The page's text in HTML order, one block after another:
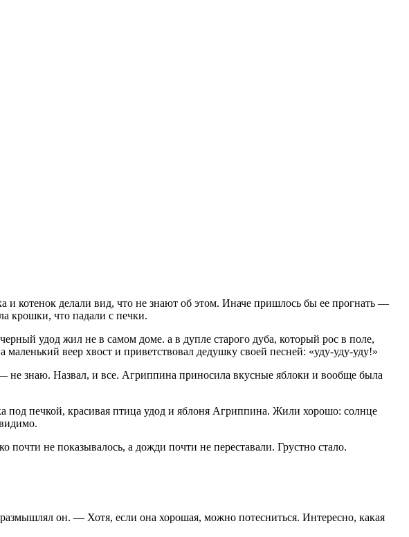
котенок делали вид, что не знают об этом. Иначе пришлось бы ее прогнать —
крошки, что падали с печки.
удод жил не в самом доме. а в дупле старого дуба, который рос в поле,
веер хвост и приветствовал дедушку своей песней: «уду-уду-уду!»
знаю. Назвал, и все. Агриппина приносила вкусные яблоки и вообще была
под печкой, красивая птица удод и яблоня Агриппина. Жили хорошо: солнце
не показывалось, а дожди почти не переставали. Грустно стало.
он. — Хотя, если она хорошая, можно потесниться. Интересно, какая